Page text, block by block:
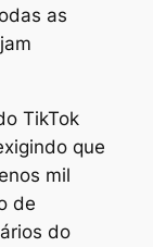
as
TikTok
que
mil
de
do